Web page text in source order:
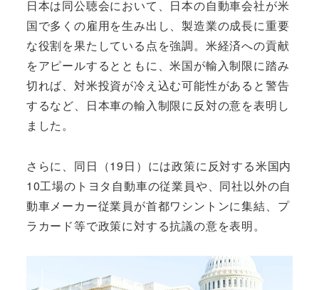
日本は同公聴会において、日本の自動車会社が米
国で多くの雇用を生み出し、製造業の成長に重要
な役割を果たしている点を強調。米経済への貢献
をアピールするとともに、米国が輸入制限に踏み
切れば、対米投資が冷え込む可能性があると警告
するなど、日本車の輸入制限に反対の意を表明し
ました。
さらに、同日（19日）には政策に反対する米国内
10工場のトヨタ自動車の従業員や、同社以外の自
動車メーカー従業員が首都ワシントンに集結、プ
ラカード等で政策に対する抗議の意を表明。